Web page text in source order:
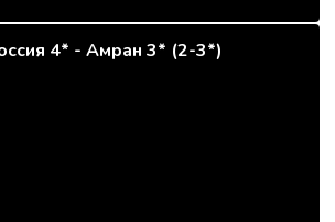
4* - Амран 3* (2-3*)